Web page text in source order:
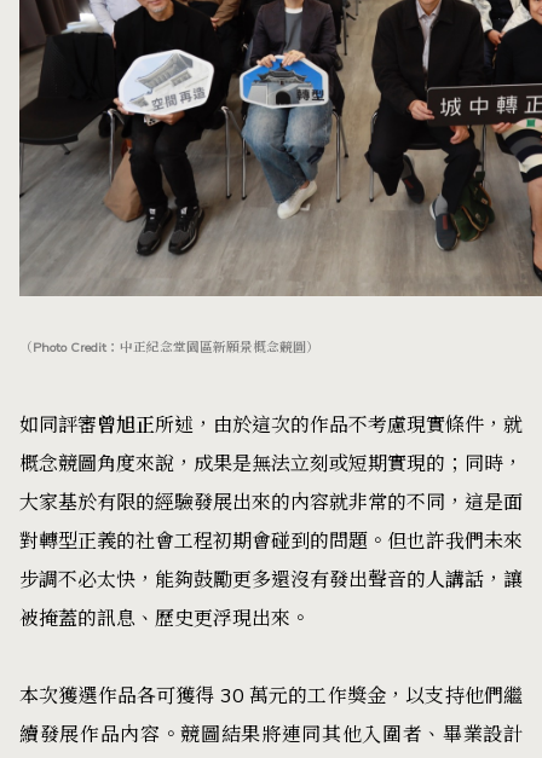
（Photo Credit：中正紀念堂園區新願景概念競圖）
如同評審曾旭正所述，由於這次的作品不考慮現實條件，就
概念競圖角度來說，成果是無法立刻或短期實現的；同時，
大家基於有限的經驗發展出來的內容就非常的不同，這是面
對轉型正義的社會工程初期會碰到的問題。但也許我們未來
步調不必太快，能夠鼓勵更多還沒有發出聲音的人講話，讓
被掩蓋的訊息、歷史更浮現出來。
本次獲選作品各可獲得 30 萬元的工作獎金，以支持他們繼
續發展作品內容。競圖結果將連同其他入圍者、畢業設計